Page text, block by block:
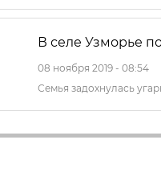
В селе Узморье
08 ноября 2019 - 08:54
Семья задохнулась